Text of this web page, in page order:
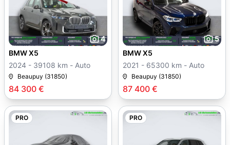
4
84 300 €
BMW X5
2024 - 39108 km - Auto
Beaupuy (31850)
5
87 400 €
BMW X5
2021 - 65300 km - Auto
Beaupuy (31850)
PRO PRO